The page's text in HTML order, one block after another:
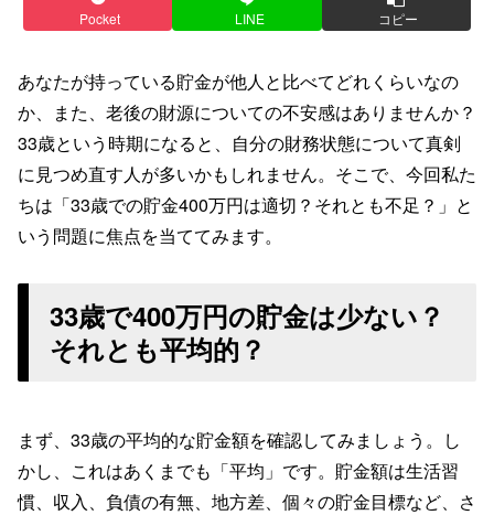
Pocket LINE コピー
あなたが持っている貯金が他人と比べてどれくらいなの
か、また、老後の財源についての不安感はありませんか？
33歳という時期になると、自分の財務状態について真剣
に見つめ直す人が多いかもしれません。そこで、今回私た
ちは「33歳での貯金400万円は適切？それとも不足？」と
いう問題に焦点を当ててみます。
33歳で400万円の貯金は少ない？
それとも平均的？
まず、33歳の平均的な貯金額を確認してみましょう。し
かし、これはあくまでも「平均」です。貯金額は生活習
慣、収入、負債の有無、地方差、個々の貯金目標など、さ